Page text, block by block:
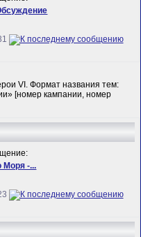
VI. Формат названия тем:
[номер кампании, номер
Моря -...